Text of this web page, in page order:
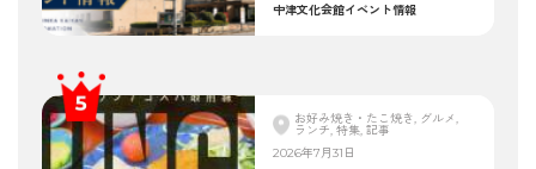
中津文化会館イベント情報
お好み焼き・たこ焼き, グルメ,
ランチ, 特集, 記事
2026年7月31日